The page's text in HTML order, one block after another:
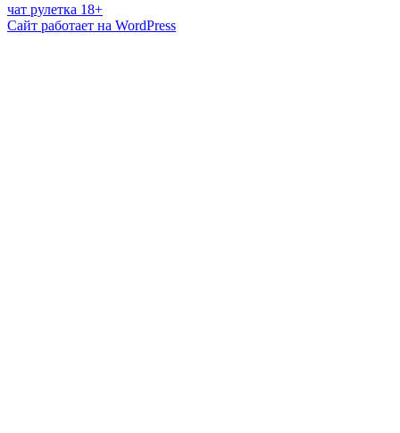
чат рулетка 18+
Сайт работает на WordPress